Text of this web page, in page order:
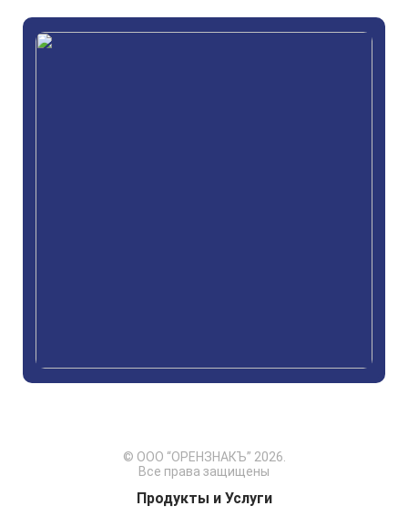
© ООО “ОРЕНЗНАКЪ” 2026.
Все права защищены
Продукты и Услуги